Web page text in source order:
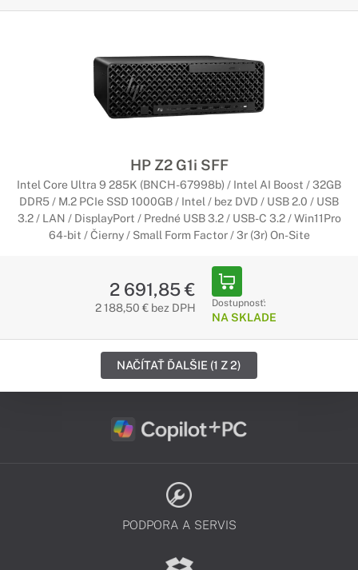
HP Z2 G1i SFF
Intel Core Ultra 9 285K (BNCH-67998b) / Intel AI Boost / 32GB
DDR5 / M.2 PCIe SSD 1000GB / Intel / bez DVD / USB 2.0 / USB
3.2 / LAN / DisplayPort / Predné USB 3.2 / USB-C 3.2 / Win11Pro
64-bit / Čierny / Small Form Factor / 3r (3r) On-Site
2 691,85 €
2 188,50 € bez DPH Dostupnosť:
NA SKLADE
NAČÍTAŤ ĎALŠIE (1 Z 2)
PODPORA A SERVIS